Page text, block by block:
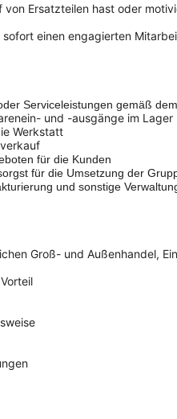
von Ersatzteilen hast oder
einen engagierten
Serviceleistungen gemäß
und -ausgänge im Lager
Werkstatt
für die Kunden
für die Umsetzung der
und sonstige
Groß- und Außenhandel,